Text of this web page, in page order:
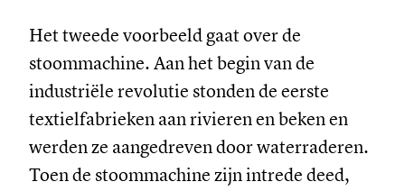
Het tweede voorbeeld gaat over de
stoommachine. Aan het begin van de
industriële revolutie stonden de eerste
textielfabrieken aan rivieren en beken en
werden ze aangedreven door waterraderen.
Toen de stoommachine zijn intrede deed,